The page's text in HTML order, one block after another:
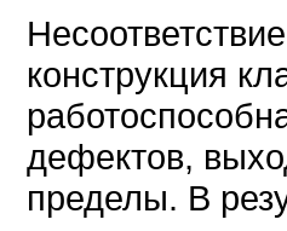
конструкция
дефектов,
пределы. В